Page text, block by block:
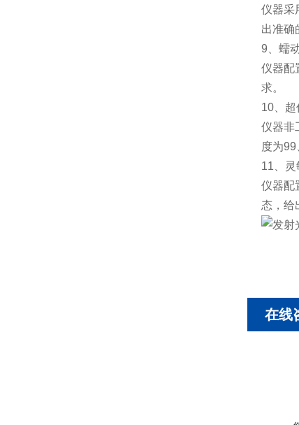
仪器采
出准确
9、蠕
仪器配
求。
10、超
仪器非
度为
11、灵
仪器配
态，给
在线